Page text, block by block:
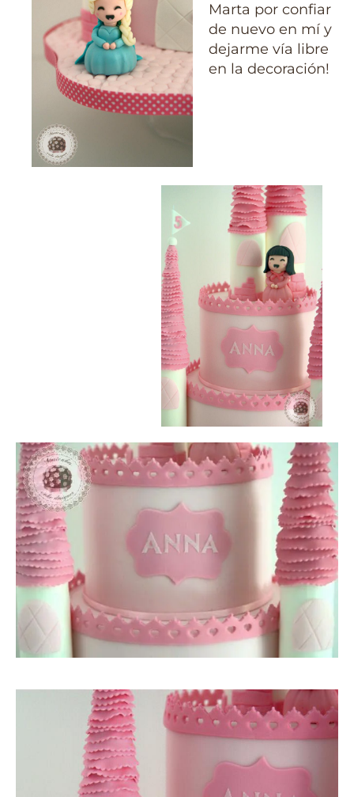
Marta por confiar
de nuevo en mí y
dejarme vía libre
en la decoración!